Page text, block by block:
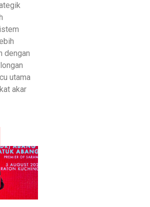
dengan
utama
akar